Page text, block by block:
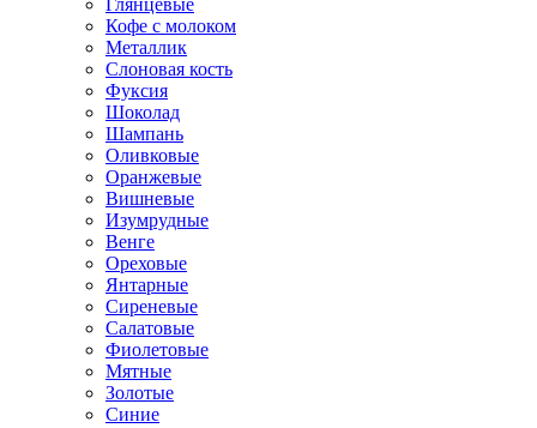
Глянцевые
Кофе с молоком
Металлик
Слоновая кость
Фуксия
Шоколад
Шампань
Оливковые
Оранжевые
Вишневые
Изумрудные
Венге
Ореховые
Янтарные
Сиреневые
Салатовые
Фиолетовые
Мятные
Золотые
Синие